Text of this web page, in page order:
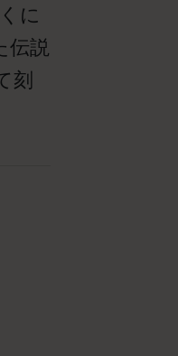
に
伝説
刻